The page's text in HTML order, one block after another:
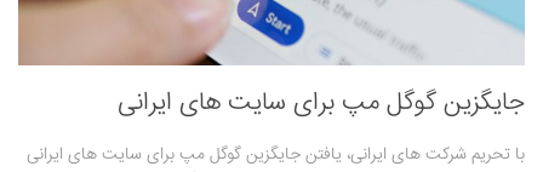
جایگزین گوگل مپ برای سایت های ایرانی
با تحریم شرکت های ایرانی، یافتن جایگزین گوگل مپ برای سایت های ایرانی